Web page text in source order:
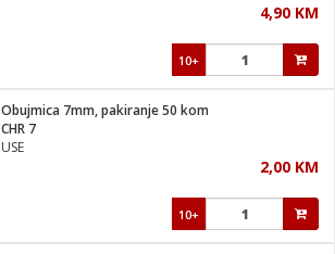
4,90 KM
10+
Obujmica 7mm, pakiranje 50 kom
CHR 7
USE
2,00 KM
10+